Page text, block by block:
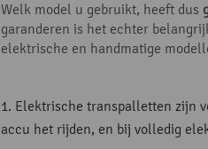
Welk model u gebruikt, heeft dus
garanderen is het echter
elektrische en handmatige
Elektrische transpalletten zijn
accu het rijden, en bij volledig